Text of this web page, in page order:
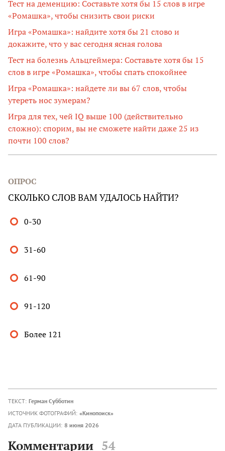
Тест на деменцию: Составьте хотя бы 15 слов в игре
«Ромашка», чтобы снизить свои риски
Игра «Ромашка»: найдите хотя бы 21 слово и
докажите, что у вас сегодня ясная голова
Тест на болезнь Альцгеймера: Составьте хотя бы 15
слов в игре «Ромашка», чтобы спать спокойнее
Игра «Ромашка»: найдете ли вы 67 слов, чтобы
утереть нос зумерам?
Игра для тех, чей IQ выше 100 (действительно
сложно): спорим, вы не сможете найти даже 25 из
почти 100 слов?
ОПРОС
СКОЛЬКО СЛОВ ВАМ УДАЛОСЬ НАЙТИ?
0-30
31-60
61-90
91-120
Более 121
ТЕКСТ: Герман Субботин
ИСТОЧНИК ФОТОГРАФИЙ: «Кинопоиск»
ДАТА ПУБЛИКАЦИИ: 8 июня 2026
Комментарии 54